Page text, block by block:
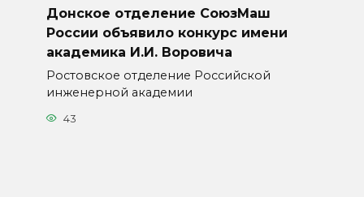
Донское отделение СоюзМаш
России объявило конкурс имени
академика И.И. Воровича
Ростовское отделение Российской
инженерной академии
43